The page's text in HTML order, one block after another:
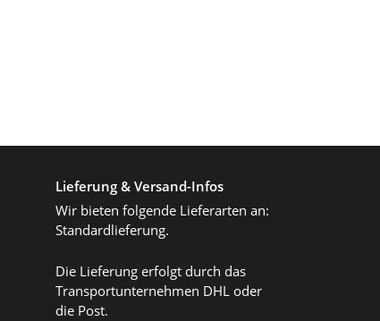
Lieferung & Versand-Infos
Wir bieten folgende Lieferarten an:
Standardlieferung.
Die Lieferung erfolgt durch das
Transportunternehmen DHL oder
die Post.